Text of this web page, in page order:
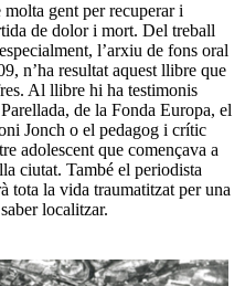
gent per recuperar i
de dolor i mort. Del treball
l’arxiu de fons oral
n’ha resultat aquest llibre que
Al llibre hi ha testimonis
, de la Fonda Europa, el
Jonch o el pedagog i crític
adolescent que començava a
ciutat. També el periodista
tota la vida traumatitzat per una
localitzar.